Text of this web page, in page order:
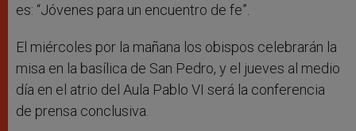
es: “Jóvenes para un encuentro de fe”.
El miércoles por la mañana los obispos celebrarán la
misa en la basílica de San Pedro, y el jueves al medio
día en el atrio del Aula Pablo VI será la conferencia
de prensa conclusiva.